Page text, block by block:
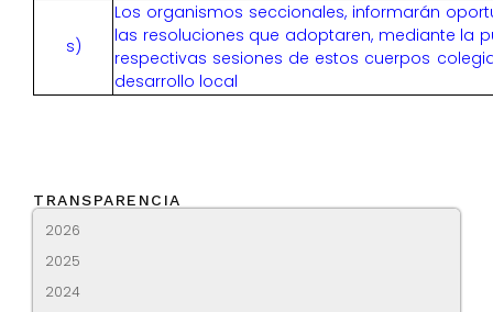
s)
Los organismos seccionales, informarán
las resoluciones que adoptaren, mediante la
respectivas sesiones de estos cuerpos
desarrollo local
TRANSPARENCIA
2026
2025
2024